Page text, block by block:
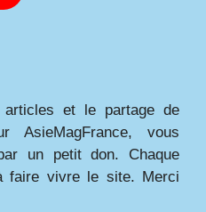
et le partage de
AsieMagFrance, vous
un petit don. Chaque
faire vivre le site. Merci